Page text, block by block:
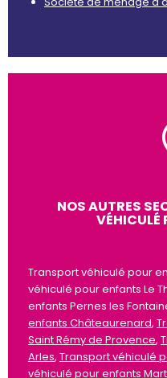
NOS AUTRES
VÉHICULÉ
Transport véhiculé pour
véhiculé pour enfants Le
enfants Pernes les
enfants Châteaurenard,
Saint Rémy de Provence,
Arles, Transport véhiculé
véhiculé pour enfants